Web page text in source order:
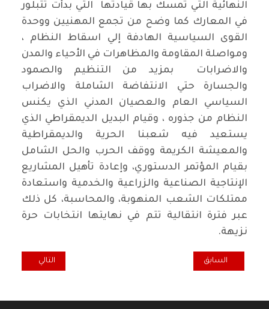
النهائية التي تمسك بها قيادتها التي بدأت تتبلور
في المعارك كما وضح من تجمع المهنيين ووحدة
القوى السياسية الهادفة إلي اسقاط النظام ،
ومواصلة المقاومة والمظاهرات في الأحياء والمدن
والاضرابات بمزيد من التنظيم والصمود
والجسارة حتي الانتفاضة الشاملة والاضراب
السياسي العام والعصيان المدني الذي يكنس
النظام من جذوره ، وقيام البديل الديمقراطي الذي
يستعيد فيه شعبنا الحرية والديمقراطية
والمعيشة الكريمة ووقف الحرب والحل الشامل
بقيام المؤتمر الدستوري، وإعادة تأهيل المشاريع
الإنتاجية الصناعية والزراعية والخدمية واستعادة
ممتلكات الشعب المنهوبة، والمحاسبة، كل ذلك
عبر فترة انتقالية تتم في نهايتها انتخابات حرة
نزيهة.
المقال السابق: مجزرة (العنبر) في الناصرية
السابق المقال التالي:
التالي